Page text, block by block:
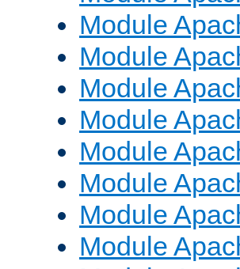
Module
Module
Module
Module
Module
Module
Module
Module